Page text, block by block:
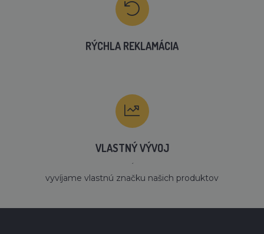
RÝCHLA REKLAMÁCIA
VLASTNÝ VÝVOJ
´
vyvíjame vlastnú značku našich produktov